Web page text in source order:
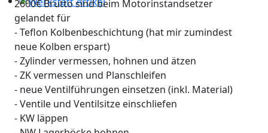
Werkstatt Artikel
2600€ Brutto sind beim Motorinstandsetzer
gelandet für
- Teflon Kolbenbeschichtung (hat mir zumindest
neue Kolben erspart)
- Zylinder vermessen, hohnen und ätzen
- ZK vermessen und Planschleifen
- neue Ventilführungen einsetzen (inkl. Material)
- Ventile und Ventilsitze einschliefen
- KW läppen